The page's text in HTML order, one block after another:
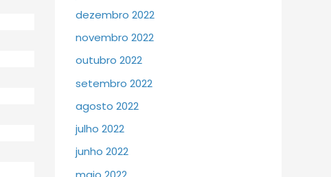
dezembro 2022
novembro 2022
outubro 2022
setembro 2022
agosto 2022
julho 2022
junho 2022